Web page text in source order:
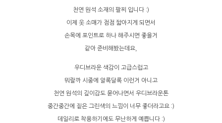
천연 원석 소재의 팔찌 입니다 :)
이제 옷 소매가 점점 짧아지게 되면서
손목에 포인트로 하나 해주시면 좋을거
같아 준비해봤는데요,
우디브라운 색감이 고급스럽고
뭐랄까 시중에 알록달록 이런거 아니고
천연 원석의 깊이감도 묻어나면서 우디브라운톤
중간중간에 짙은 그린색의 느낌이 너무 좋더라고요 :)
데일리로 착용하기에도 무난하게 예쁩니다 :)